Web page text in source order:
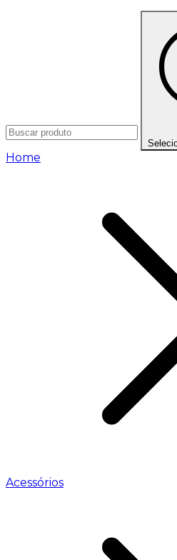
Home
Acessórios